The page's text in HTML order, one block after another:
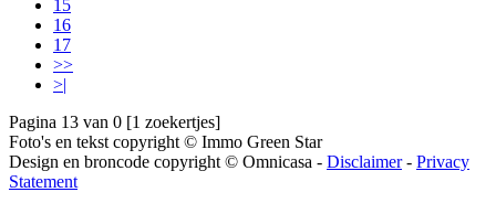
15
16
17
>>
>|
Pagina 13 van 0 [1 zoekertjes]
Foto's en tekst copyright © Immo Green Star
Design en broncode copyright © Omnicasa - Disclaimer- Privacy
Statement